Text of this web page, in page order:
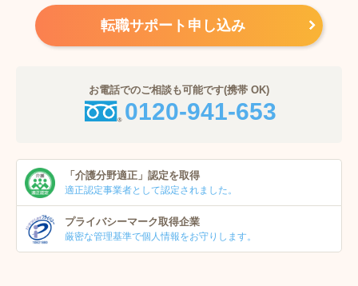
転職サポート申し込み
お電話でのご相談も可能です(携帯 OK)
0120-941-653
「介護分野適正」 認定を取得
適正認定事業者として認定されました。
プライバシーマーク取得企業
厳密な管理基準で個人情報をお守りします。